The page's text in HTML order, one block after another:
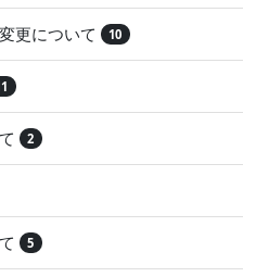
更について 10
2
5